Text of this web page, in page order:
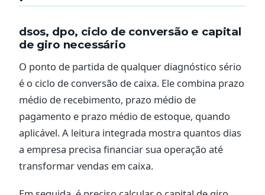
dsos, dpo, ciclo de conversão e capital
de giro necessário
O ponto de partida de qualquer diagnóstico sério
é o ciclo de conversão de caixa. Ele combina prazo
médio de recebimento, prazo médio de
pagamento e prazo médio de estoque, quando
aplicável. A leitura integrada mostra quantos dias
a empresa precisa financiar sua operação até
transformar vendas em caixa.